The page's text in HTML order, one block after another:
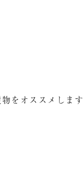
をオススメします